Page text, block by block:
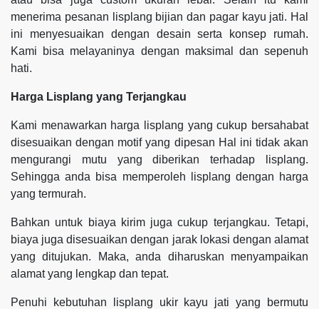
menerima pesanan lisplang bijian dan pagar kayu jati. Hal
ini menyesuaikan dengan desain serta konsep rumah.
Kami bisa melayaninya dengan maksimal dan sepenuh
hati.
Harga Lisplang yang Terjangkau
Kami menawarkan harga lisplang yang cukup bersahabat
disesuaikan dengan motif yang dipesan Hal ini tidak akan
mengurangi mutu yang diberikan terhadap lisplang.
Sehingga anda bisa memperoleh lisplang dengan harga
yang termurah.
Bahkan untuk biaya kirim juga cukup terjangkau. Tetapi,
biaya juga disesuaikan dengan jarak lokasi dengan alamat
yang ditujukan. Maka, anda diharuskan menyampaikan
alamat yang lengkap dan tepat.
Penuhi kebutuhan lisplang ukir kayu jati yang bermutu